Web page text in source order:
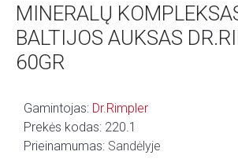
MINERALŲ
BALTIJOS AUKSAS
60GR
Gamintojas: Dr.Rimpler
Prekės kodas: 220.1
Prieinamumas: Sandėlyje